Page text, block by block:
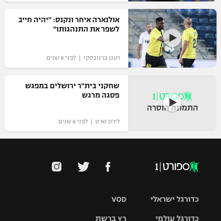
רשיון להקרנה פומבית לבית עסק
הצטרפות לחבילת הערוצים
לוח דרושים – ג'ובנט
המגזין
אולנארה איחר ונקנס: "יהיה חייב
לשפר את התנהגותו"
רענן ברנובסקי | לפני 8 שנים
שחקני בית"ר ירושלים במפגש
פסגה מרגש
לירון שרון | לפני 8 שנים
VOD
רץ ברשת
כדורגל ישראלי
כדורגל עולמי